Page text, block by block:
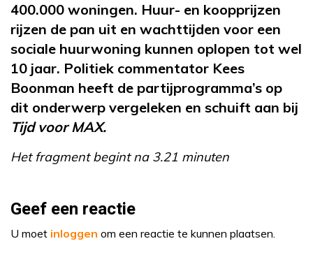
400.000 woningen. Huur- en koopprijzen
rijzen de pan uit en wachttijden voor een
sociale huurwoning kunnen oplopen tot wel
10 jaar. Politiek commentator Kees
Boonman heeft de partijprogramma’s op
dit onderwerp vergeleken en schuift aan bij
Tijd voor MAX.
Het fragment begint na 3.21 minuten
Geef een reactie
U moet inloggen om een reactie te kunnen plaatsen.